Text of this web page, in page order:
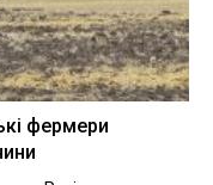
фермери